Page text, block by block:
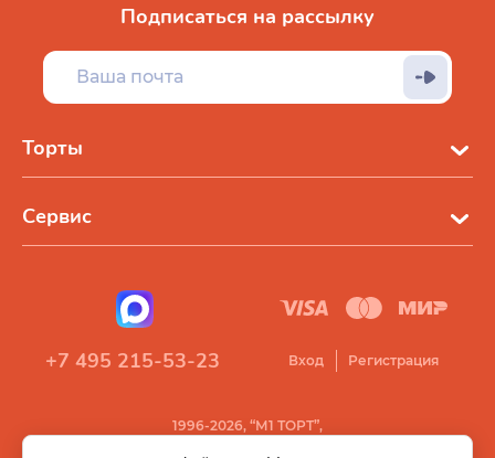
Торты
Сервис
Подписаться на рассылку
1996-2026, “М1 ТОРТ”,
+7 495 215-53-23 Вход Регистрация